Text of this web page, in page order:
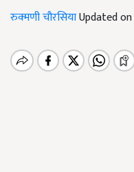
रुक्मणी चौरसियाUpdated